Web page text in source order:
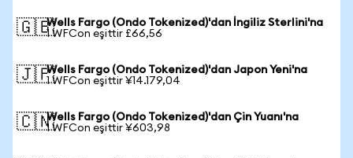
🇬🇧Wells Fargo (Ondo Tokenized)'dan İngiliz Sterlini'na
1 WFCon eşittir £66,56
🇯🇵Wells Fargo (Ondo Tokenized)'dan Japon Yeni'na
1 WFCon eşittir ¥14.179,04
🇨🇳Wells Fargo (Ondo Tokenized)'dan Çin Yuanı'na
1 WFCon eşittir ¥603,98